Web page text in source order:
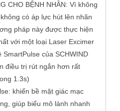
CHO BỆNH NHÂN: Vì không
có áp lực hút lên nhãn
pháp này được thực hiện
với một loại Laser Excimer
của SCHWIND
điều trị rút ngắn hơn rất
1.3s)
khiến bề mặt giác mạc
giúp biểu mô lành nhanh